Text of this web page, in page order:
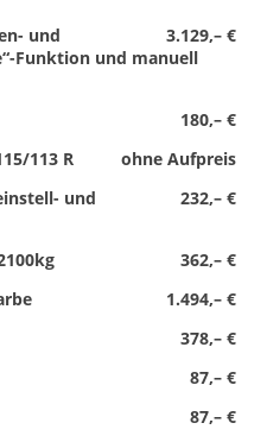
3.129,– €
und
Funktion und manuell
180,– €
ohne Aufpreis
113 R
232,– €
und
362,– €
1.494,– €
378,– €
87,– €
87,– €